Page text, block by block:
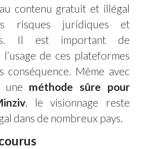
contenu gratuit et illégal
risques juridiques et
Il est important de
de ces plateformes
conséquence. Même avec
une méthode sûre pour
, le visionnage reste
dans de nombreux pays.